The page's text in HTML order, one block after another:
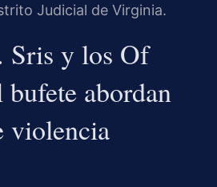
Judicial de Virginia.
Sris y los Of
abordan
violencia